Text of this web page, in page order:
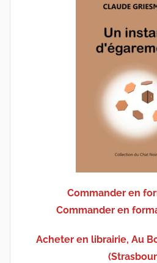
Commander en
Commander en
Acheter en librairie, Au